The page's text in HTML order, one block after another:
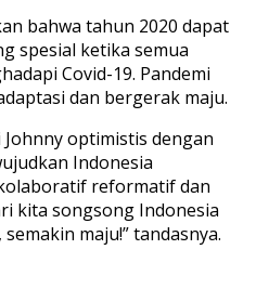
bahwa tahun 2020 dapat
spesial ketika semua
Covid-19. Pandemi
dan bergerak maju.
optimistis dengan
Indonesia
reformatif dan
kita songsong Indonesia
maju!” tandasnya.